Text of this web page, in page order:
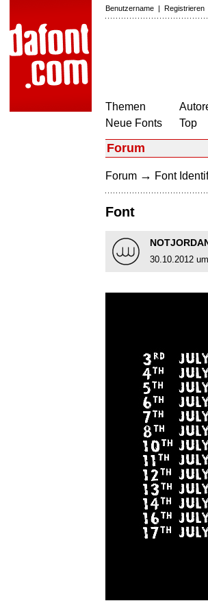
Benutzername | Registrieren
Themen
Neue Fonts
Top
Forum
Forum → Font
Font
30.10.2012